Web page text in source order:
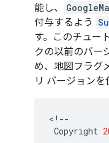
能し、
付与するよう
す。このチュー
クの以前のバー
め、地図フラグ
リ バージョンを
< !--
Copyright